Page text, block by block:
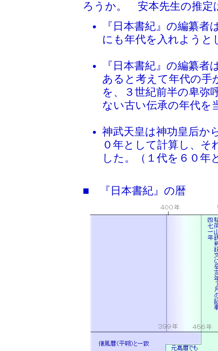
ろうか。 安本先生の推定
『日本書紀』の編纂
にも年代を入れようと
『日本書紀』の編纂
あると考えて年代の手
を、３世紀前半の卑弥
ない古い伝承の年代を
神武天皇は神功皇后か
０年として計算し、そ
した。（１代を６０年
■ 『日本書紀』の暦